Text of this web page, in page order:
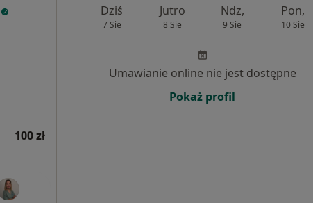
100 zł
Dziś
7 Sie
Jutro
8 Sie
Ndz,
9 Sie
Pon,
10 Sie
Umawianie online nie jest dostępne
Pokaż profil